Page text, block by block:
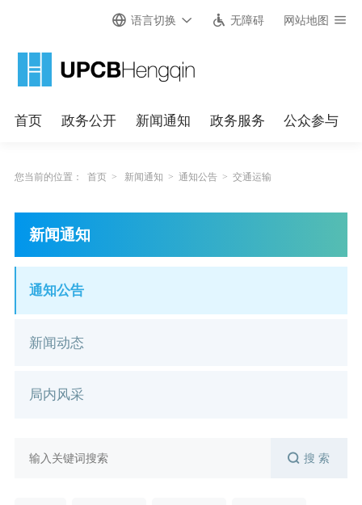
语言切换 无障碍 网站地图
首页 政务公开 新闻通知 政务服务 公众参与
您当前的位置： 首页 > 新闻通知 > 通知公告 > 交通运输
新闻通知
通知公告
新闻动态
局内风采
搜 索